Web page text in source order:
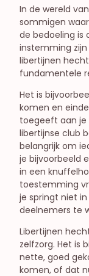
In de wereld
sommigen
de bedoeling is
instemming
libertijnen
fundamentele
Het is
komen en
toegeeft aan je
libertijnse club
belangrijk om
je bijvoorbeeld
in een
toestemming
je springt niet
deelnemers te
Libertijnen
zelfzorg. Het is
nette, goed
komen, of dat